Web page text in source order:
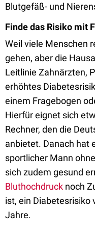
Blutgefäß- und
Finde das Risiko mit
Weil viele Menschen
gehen, aber die
Leitlinie Zahnärzten,
erhöhtes
einem Fragebogen
Hierfür eignet sich
Rechner, den die
anbietet. Danach hat
sportlicher Mann
sich zudem gesund
Bluthochdruck noch
ist, ein Diabetesrisiko
Jahre.